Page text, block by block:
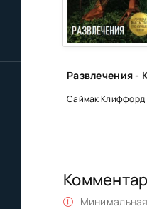
30
31
Саймак Клиффорд